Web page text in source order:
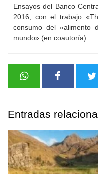
Ensayos del Banco
2016, con el trabajo
consumo del «alimento
mundo» (en coautoría).
Entradas